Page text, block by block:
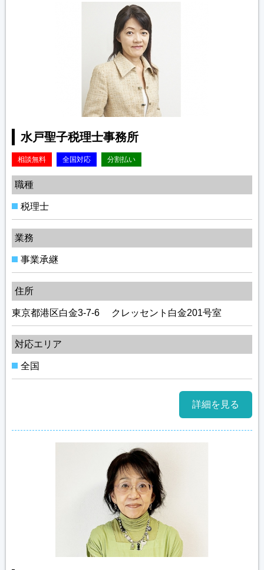
水戸聖子税理士事務所
相談無料 全国対応 分割払い
職種
税理士
業務
事業承継
住所
東京都港区白金3-7-6 クレッセント白金201号室
対応エリア
全国
詳細を見る